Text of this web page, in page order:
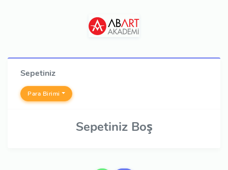
Sepetiniz
Para Birimi
Sepetiniz Boş